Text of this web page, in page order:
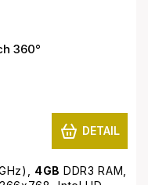
360°
DETAIL
4GB DDR3 RAM,